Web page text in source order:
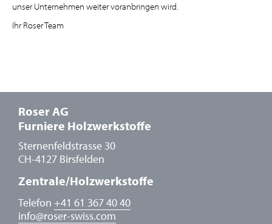
unser Unternehmen weiter voranbringen wird.
Ihr Roser Team
Roser AG
Furniere Holzwerkstoffe
Sternenfeldstrasse 30
CH-4127 Birsfelden
Zentrale/Holzwerkstoffe
Telefon +41 61 367 40 40
info@roser-swiss.com